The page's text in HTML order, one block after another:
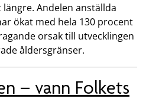
Andelen anställda
ökat med hela 130 procent
orsak till utvecklingen
åldersgränser.
– vann Folkets